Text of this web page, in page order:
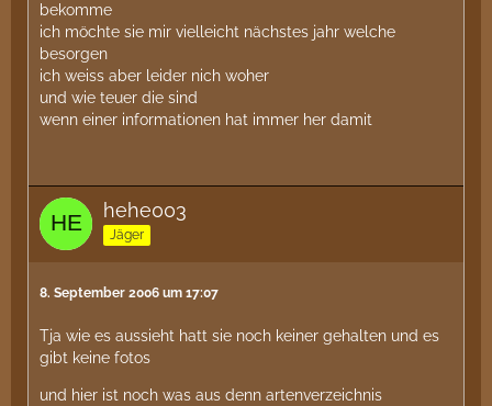
bekomme
ich möchte sie mir vielleicht nächstes jahr welche
besorgen
ich weiss aber leider nich woher
und wie teuer die sind
wenn einer informationen hat immer her damit
hehe003
Jäger
8. September 2006 um 17:07
Tja wie es aussieht hatt sie noch keiner gehalten und es
gibt keine fotos
und hier ist noch was aus denn artenverzeichnis